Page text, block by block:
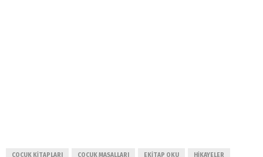
ÇOCUK KITAPLARI ÇOCUK MASALLARI EKITAP OKU HIKAYELER